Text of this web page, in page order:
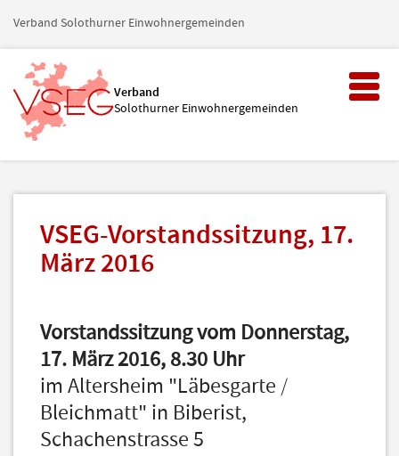
Verband Solothurner Einwohnergemeinden
Verband
Solothurner Einwohnergemeinden
Toggle
VSEG-Vorstandssitzung, 17.
März 2016
Vorstandssitzung vom Donnerstag,
17. März 2016, 8.30 Uhr
im Altersheim "Läbesgarte /
Bleichmatt" in Biberist,
Schachenstrasse 5